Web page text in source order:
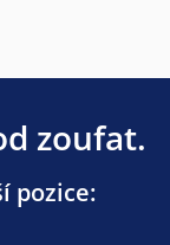
zoufat.
pozice: